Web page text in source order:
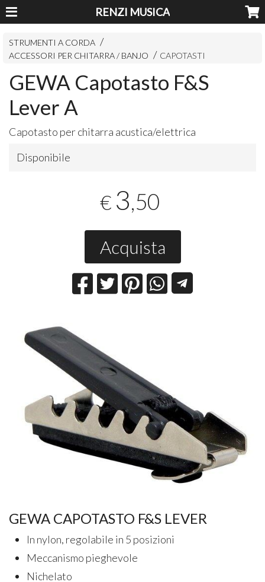
RENZI MUSICA
STRUMENTI A CORDA
ACCESSORI PER CHITARRA / BANJO
CAPOTASTI
GEWA Capotasto F&S
Lever A
Capotasto per chitarra acustica/elettrica
Disponibile
€ 3,50
Acquista
GEWA CAPOTASTO F&S LEVER
In nylon, regolabile in 5 posizioni
Meccanismo pieghevole
Nichelato